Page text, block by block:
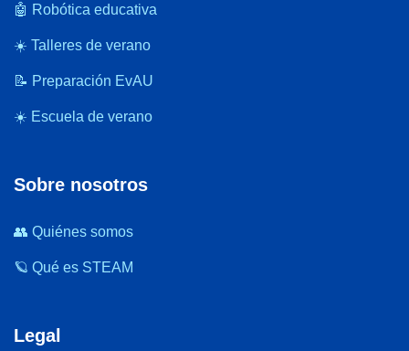
🤖 Robótica educativa
☀️ Talleres de verano
📝 Preparación EvAU
☀️ Escuela de verano
Sobre nosotros
👥 Quiénes somos
🪐 Qué es STEAM
Legal